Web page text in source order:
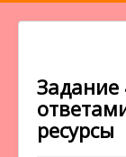
Задание
ресурсы